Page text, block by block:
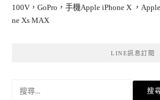
100V，GoPro，手機Apple iPhone X ，
ne Xs MAX
LINE訊息訂閱